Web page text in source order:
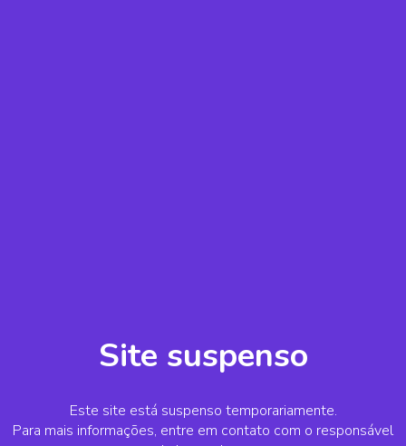
Site suspenso
Este site está suspenso temporariamente.
Para mais informações, entre em contato com o responsável